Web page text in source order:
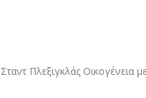
Πλεξιγκλάς Οικογένεια